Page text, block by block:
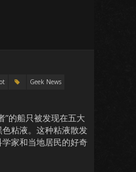
Geek News
”的船只被发现在五大
粘液。这种粘液散发
家和当地居民的好奇